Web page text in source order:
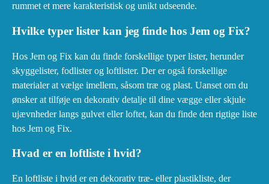
rummet et mere karakteristisk og unikt udseende.
Hvilke typer lister kan jeg finde hos Jem og Fix?
Hos Jem og Fix kan du finde forskellige typer lister, herunder
skyggelister, fodlister og loftlister. Der er også forskellige
materialer at vælge imellem, såsom træ og plast. Uanset om du
ønsker at tilføje en dekorativ detalje til dine vægge eller skjule
ujævnheder langs gulvet eller loftet, kan du finde den rigtige liste
hos Jem og Fix.
Hvad er en loftliste i hvid?
En loftliste i hvid er en dekorativ træ- eller plastikliste, der